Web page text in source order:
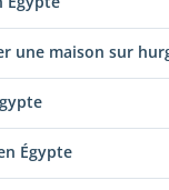
une maison sur
Égypte